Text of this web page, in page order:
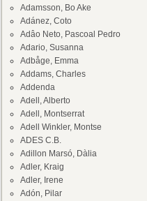
Adamsson, Bo Ake
Adánez, Coto
Adâo Neto, Pascoal Pedro
Adario, Susanna
Adbåge, Emma
Addams, Charles
Addenda
Adell, Alberto
Adell, Montserrat
Adell Winkler, Montse
ADES C.B.
Adillon Marsó, Dàlia
Adler, Kraig
Adler, Irene
Adón, Pilar